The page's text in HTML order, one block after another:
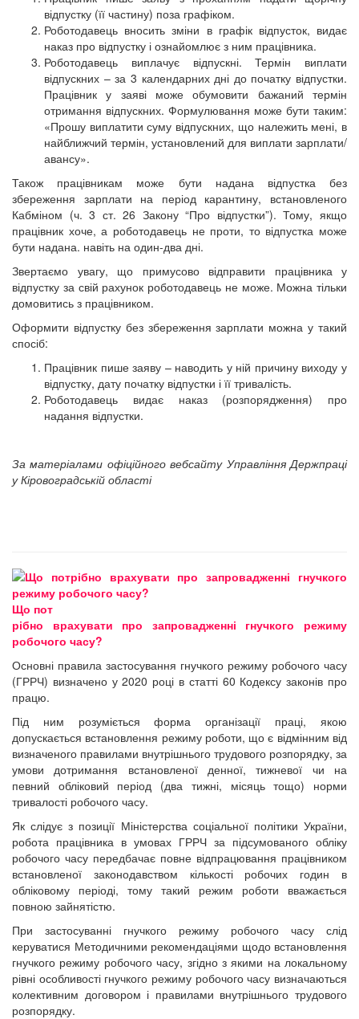
відпустку (її частину) поза графіком.
Роботодавець вносить зміни в графік відпусток, видає
наказ про відпустку і ознайомлює з ним працівника.
Роботодавець виплачує відпускні. Термін виплати
відпускних – за 3 календарних дні до початку відпустки.
Працівник у заяві може обумовити бажаний термін
отримання відпускних. Формулювання може бути таким:
«Прошу виплатити суму відпускних, що належить мені, в
найближчий термін, установлений для виплати зарплати/
авансу».
Також працівникам може бути надана відпустка без
збереження зарплати на період карантину, встановленого
Кабміном (ч. 3 ст. 26 Закону “Про відпустки”). Тому, якщо
працівник хоче, а роботодавець не проти, то відпустка може
бути надана. навіть на один-два дні.
Звертаємо увагу, що примусово відправити працівника у
відпустку за свій рахунок роботодавець не може. Можна тільки
домовитись з працівником.
Оформити відпустку без збереження зарплати можна у такий
спосіб:
Працівник пише заяву – наводить у ній причину виходу у
відпустку, дату початку відпустки і її тривалість.
Роботодавець видає наказ (розпорядження) про
надання відпустки.
За матеріалами офіційного вебсайту Управління Держпраці
у Кіровоградській області
Що пот
рібно врахувати про запровадженні гнучкого режиму
робочого часу?
Основні правила застосування гнучкого режиму робочого часу
(ГРРЧ) визначено у 2020 році в статті 60 Кодексу законів про
працю.
Під ним розуміється форма організації праці, якою
допускається встановлення режиму роботи, що є відмінним від
визначеного правилами внутрішнього трудового розпорядку, за
умови дотримання встановленої денної, тижневої чи на
певний обліковий період (два тижні, місяць тощо) норми
тривалості робочого часу.
Як слідує з позиції Міністерства соціальної політики України,
робота працівника в умовах ГРРЧ за підсумованого обліку
робочого часу передбачає повне відпрацювання працівником
встановленої законодавством кількості робочих годин в
обліковому періоді, тому такий режим роботи вважається
повною зайнятістю.
При застосуванні гнучкого режиму робочого часу слід
керуватися Методичними рекомендаціями щодо встановлення
гнучкого режиму робочого часу, згідно з якими на локальному
рівні особливості гнучкого режиму робочого часу визначаються
колективним договором і правилами внутрішнього трудового
розпорядку.